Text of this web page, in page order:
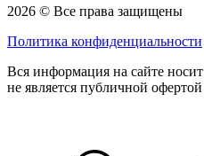
2026 © Все права защищены
Политика конфиденциальности
Вся информация на сайте
не является публичной офертой